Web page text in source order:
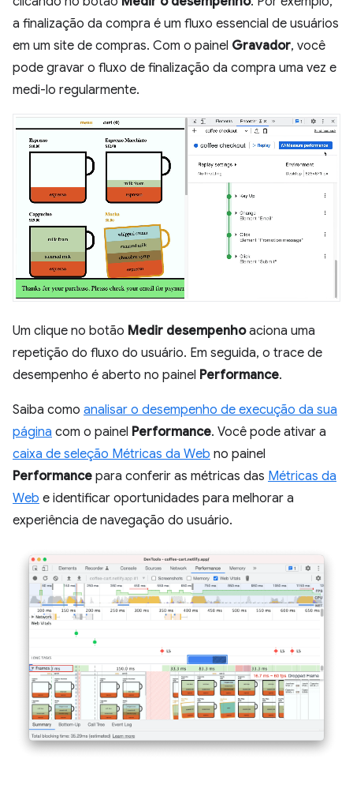
a finalização da compra é um fluxo essencial de usuários
em um site de compras. Com o painel Gravador, você
pode gravar o fluxo de finalização da compra uma vez e
medi-lo regularmente.
Um clique no botão Medir desempenhoaciona uma
repetição do fluxo do usuário. Em seguida, o trace de
desempenho é aberto no painel Performance.
Saiba como analisar o desempenho de execução da sua
página com o painel Performance. Você pode ativar a
caixa de seleção Métricas da Web no painel
Performance para conferir as métricas das Métricas da
Web e identificar oportunidades para melhorar a
experiência de navegação do usuário.